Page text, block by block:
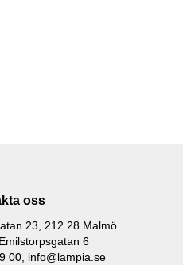
oss
23, 212 28 Malmö
6
00, info@lampia.se